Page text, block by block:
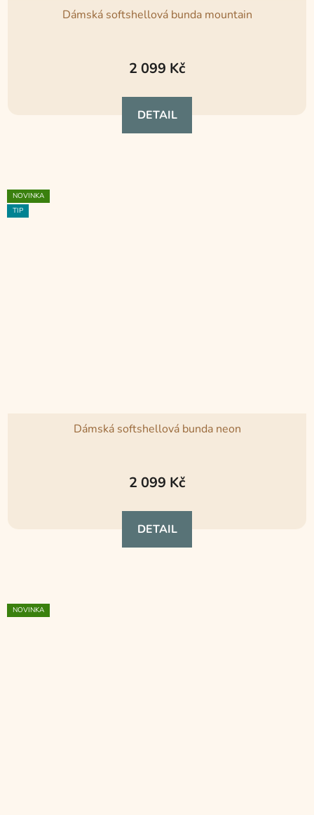
Dámská softshellová bunda mountain
2 099 Kč
DETAIL
NOVINKA
TIP
Dámská softshellová bunda neon
2 099 Kč
DETAIL
NOVINKA